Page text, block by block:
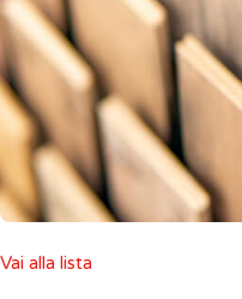
Vai alla lista